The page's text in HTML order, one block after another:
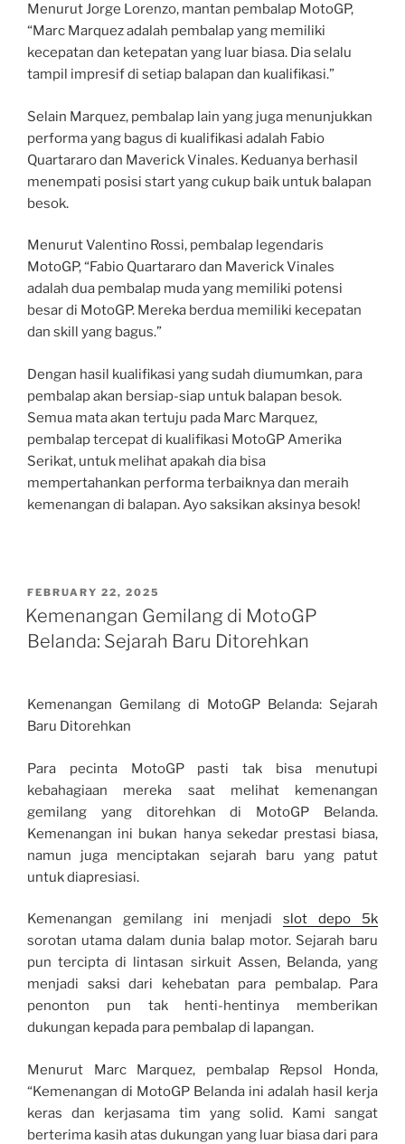
Menurut Jorge Lorenzo, mantan pembalap MotoGP,
“Marc Marquez adalah pembalap yang memiliki
kecepatan dan ketepatan yang luar biasa. Dia selalu
tampil impresif di setiap balapan dan kualifikasi.”
Selain Marquez, pembalap lain yang juga menunjukkan
performa yang bagus di kualifikasi adalah Fabio
Quartararo dan Maverick Vinales. Keduanya berhasil
menempati posisi start yang cukup baik untuk balapan
besok.
Menurut Valentino Rossi, pembalap legendaris
MotoGP, “Fabio Quartararo dan Maverick Vinales
adalah dua pembalap muda yang memiliki potensi
besar di MotoGP. Mereka berdua memiliki kecepatan
dan skill yang bagus.”
Dengan hasil kualifikasi yang sudah diumumkan, para
pembalap akan bersiap-siap untuk balapan besok.
Semua mata akan tertuju pada Marc Marquez,
pembalap tercepat di kualifikasi MotoGP Amerika
Serikat, untuk melihat apakah dia bisa
mempertahankan performa terbaiknya dan meraih
kemenangan di balapan. Ayo saksikan aksinya besok!
POSTED
ON
FEBRUARY 22, 2025
Kemenangan Gemilang di MotoGP
Belanda: Sejarah Baru Ditorehkan
Kemenangan Gemilang di MotoGP Belanda: Sejarah
Baru Ditorehkan
Para pecinta MotoGP pasti tak bisa menutupi
kebahagiaan mereka saat melihat kemenangan
gemilang yang ditorehkan di MotoGP Belanda.
Kemenangan ini bukan hanya sekedar prestasi biasa,
namun juga menciptakan sejarah baru yang patut
untuk diapresiasi.
Kemenangan gemilang ini menjadi slot depo 5k
sorotan utama dalam dunia balap motor. Sejarah baru
pun tercipta di lintasan sirkuit Assen, Belanda, yang
menjadi saksi dari kehebatan para pembalap. Para
penonton pun tak henti-hentinya memberikan
dukungan kepada para pembalap di lapangan.
Menurut Marc Marquez, pembalap Repsol Honda,
“Kemenangan di MotoGP Belanda ini adalah hasil kerja
keras dan kerjasama tim yang solid. Kami sangat
berterima kasih atas dukungan yang luar biasa dari para